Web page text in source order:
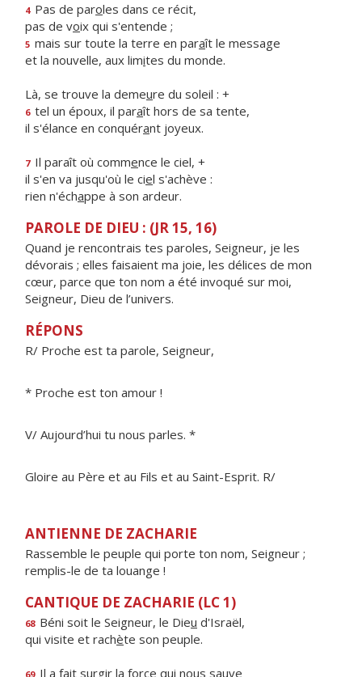
4 Pas de paroles dans ce récit,
pas de voix qui s'entende ;
5 mais sur toute la terre en paraît le message
et la nouvelle, aux limites du monde.
Là, se trouve la demeure du soleil : +
6 tel un époux, il paraît hors de sa tente,
il s'élance en conquérant joyeux.
7 Il paraît où commence le ciel, +
il s'en va jusqu'où le ciel s'achève :
rien n'échappe à son ardeur.
PAROLE DE DIEU : (JR 15, 16)
Quand je rencontrais tes paroles, Seigneur, je les
dévorais ; elles faisaient ma joie, les délices de mon
cœur, parce que ton nom a été invoqué sur moi,
Seigneur, Dieu de l’univers.
RÉPONS
R/ Proche est ta parole, Seigneur,
* Proche est ton amour !
V/ Aujourd’hui tu nous parles. *
Gloire au Père et au Fils et au Saint-Esprit. R/
ANTIENNE DE ZACHARIE
Rassemble le peuple qui porte ton nom, Seigneur ;
remplis-le de ta louange !
CANTIQUE DE ZACHARIE (LC 1)
68 Béni soit le Seigneur, le Dieu d'Israël,
qui visite et rachète son peuple.
69 Il a fait surgir la force qui nous sauve